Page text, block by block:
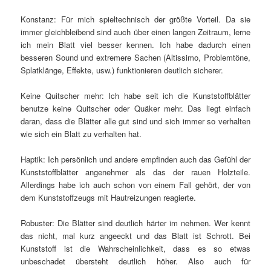
Konstanz: Für mich spieltechnisch der größte Vorteil. Da sie
immer gleichbleibend sind auch über einen langen Zeitraum, lerne
ich mein Blatt viel besser kennen. Ich habe dadurch einen
besseren Sound und extremere Sachen (Altissimo, Problemtöne,
Splatklänge, Effekte, usw.) funktionieren deutlich sicherer.
Keine Quitscher mehr: Ich habe seit ich die Kunststoffblätter
benutze keine Quitscher oder Quäker mehr. Das liegt einfach
daran, dass die Blätter alle gut sind und sich immer so verhalten
wie sich ein Blatt zu verhalten hat.
Haptik: Ich persönlich und andere empfinden auch das Gefühl der
Kunststoffblätter angenehmer als das der rauen Holzteile.
Allerdings habe ich auch schon von einem Fall gehört, der von
dem Kunststoffzeugs mit Hautreizungen reagierte.
Robuster: Die Blätter sind deutlich härter im nehmen. Wer kennt
das nicht, mal kurz angeeckt und das Blatt ist Schrott. Bei
Kunststoff ist die Wahrscheinlichkeit, dass es so etwas
unbeschadet übersteht deutlich höher. Also auch für